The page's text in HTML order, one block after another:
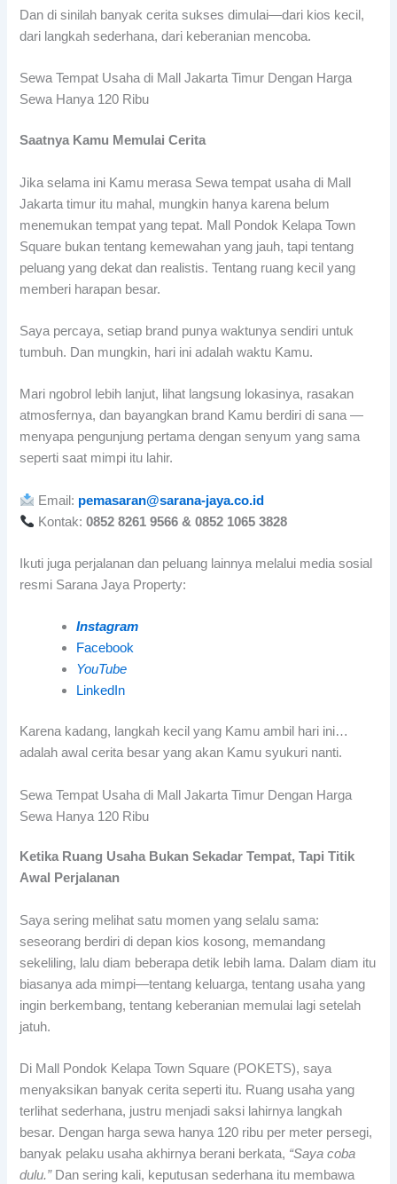
Dan di sinilah banyak cerita sukses dimulai—dari kios kecil,
dari langkah sederhana, dari keberanian mencoba.
Sewa Tempat Usaha di Mall Jakarta Timur Dengan Harga
Sewa Hanya 120 Ribu
Saatnya Kamu Memulai Cerita
Jika selama ini Kamu merasa Sewa tempat usaha di Mall
Jakarta timur itu mahal, mungkin hanya karena belum
menemukan tempat yang tepat. Mall Pondok Kelapa Town
Square bukan tentang kemewahan yang jauh, tapi tentang
peluang yang dekat dan realistis. Tentang ruang kecil yang
memberi harapan besar.
Saya percaya, setiap brand punya waktunya sendiri untuk
tumbuh. Dan mungkin, hari ini adalah waktu Kamu.
Mari ngobrol lebih lanjut, lihat langsung lokasinya, rasakan
atmosfernya, dan bayangkan brand Kamu berdiri di sana —
menyapa pengunjung pertama dengan senyum yang sama
seperti saat mimpi itu lahir.
Email: pemasaran@sarana-jaya.co.id
Kontak:0852 8261 9566 & 0852 1065 3828
Ikuti juga perjalanan dan peluang lainnya melalui media sosial
resmi Sarana Jaya Property:
Instagram
Facebook
YouTube
LinkedIn
Karena kadang, langkah kecil yang Kamu ambil hari ini…
adalah awal cerita besar yang akan Kamu syukuri nanti.
Sewa Tempat Usaha di Mall Jakarta Timur Dengan Harga
Sewa Hanya 120 Ribu
Ketika Ruang Usaha Bukan Sekadar Tempat, Tapi Titik
Awal Perjalanan
Saya sering melihat satu momen yang selalu sama:
seseorang berdiri di depan kios kosong, memandang
sekeliling, lalu diam beberapa detik lebih lama. Dalam diam itu
biasanya ada mimpi—tentang keluarga, tentang usaha yang
ingin berkembang, tentang keberanian memulai lagi setelah
jatuh.
Di Mall Pondok Kelapa Town Square (POKETS), saya
menyaksikan banyak cerita seperti itu. Ruang usaha yang
terlihat sederhana, justru menjadi saksi lahirnya langkah
besar. Dengan harga sewa hanya 120 ribu per meter persegi,
banyak pelaku usaha akhirnya berani berkata, “Saya coba
dulu.”Dan sering kali, keputusan sederhana itu membawa